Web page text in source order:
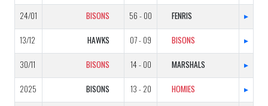
24/01
BISONS 56 - 00 FENRIS ▸
13/12 HAWKS 07 - 09 BISONS ▸
30/11 BISONS 14 - 00 MARSHALS ▸
2025 BISONS 13 - 20 HOMIES ▸